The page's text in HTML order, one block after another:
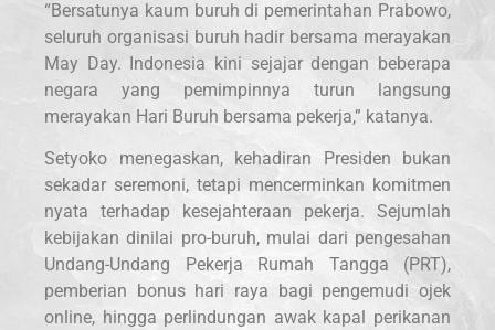
“Bersatunya kaum buruh di pemerintahan Prabowo,
seluruh organisasi buruh hadir bersama merayakan
May Day. Indonesia kini sejajar dengan beberapa
negara yang pemimpinnya turun langsung
merayakan Hari Buruh bersama pekerja,” katanya.
Setyoko menegaskan, kehadiran Presiden bukan
sekadar seremoni, tetapi mencerminkan komitmen
nyata terhadap kesejahteraan pekerja. Sejumlah
kebijakan dinilai pro-buruh, mulai dari pengesahan
Undang-Undang Pekerja Rumah Tangga (PRT),
pemberian bonus hari raya bagi pengemudi ojek
online, hingga perlindungan awak kapal perikanan